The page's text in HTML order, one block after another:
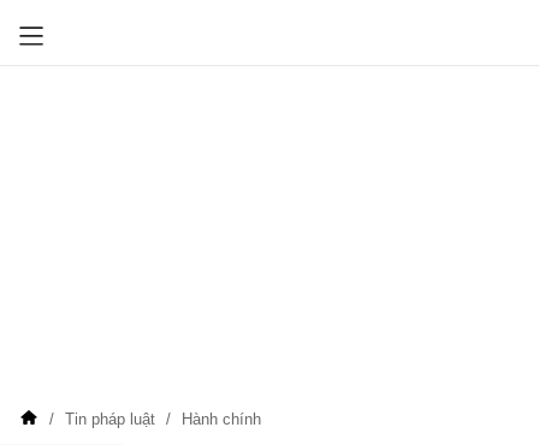
Tin pháp luật Hành chính